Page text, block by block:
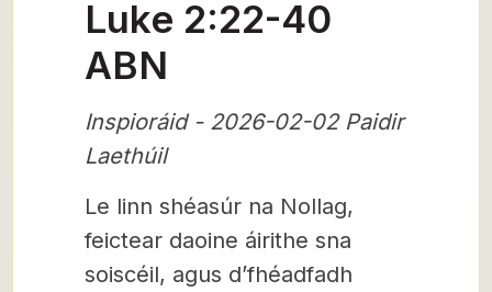
Luke 2:22-40
ABN
Inspioráid - 2026-02-02 Paidir
Laethúil
Le linn shéasúr na Nollag,
feictear daoine áirithe sna
soiscéil, agus d’fhéadfadh